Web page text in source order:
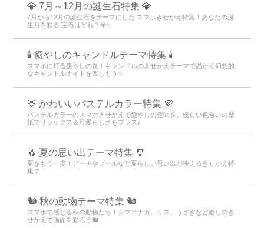
💎 7月～12月の誕生石特集 💎
7月から12月の誕生石をテーマにした スマホきせかえ特集！あなたの誕
生月を彩る 宝石はどれ？💎✨
🕯️ 癒やしのキャンドルテーマ特集 🕯️
スマホに灯る癒やしの炎！キャンドルのきせかえテーマで温かく幻想的
なキャンドルナイトを楽しもう️✨️
💛 かわいいパステルカラー特集 💜
パステルカラーのスマホきせかえで癒やしの空間を。優しい色合いの壁
紙でリラックス＆可愛らしさをプラス♪
🐧 夏の思い出テーマ特集 🎐
夏をもう一度！ビーチやプールなど夏らしい思い出が映えるきせかえ特
集🎐
🐿️ 秋の動物テーマ特集 🐿️
スマホで感じる秋の動物たち！シマエナガ、リス、うさぎなど癒しのき
せかえで画面を彩ろう🐿️